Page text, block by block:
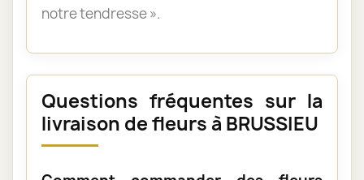
notre tendresse ».
Questions fréquentes sur la
livraison de fleurs à BRUSSIEU